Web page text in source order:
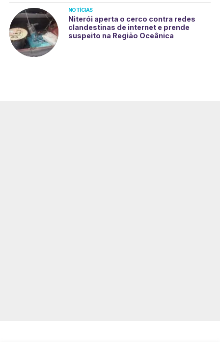
NOTÍCIAS
Niterói aperta o cerco contra redes
clandestinas de internet e prende
suspeito na Região Oceânica